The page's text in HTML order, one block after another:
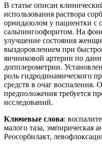
В статье описан
использования раствора
орнидазолом у пациентки с
сальпингоофоритом. На
улучшение состояния
выздоровлением при
яичниковой артерии по
допплерометрии.
роль гидродинамического
средств в очаг воспаления.
предположения требуется
исследований.
Ключевые слова:
малого таза, эмпирическая
Реосорбилакт,